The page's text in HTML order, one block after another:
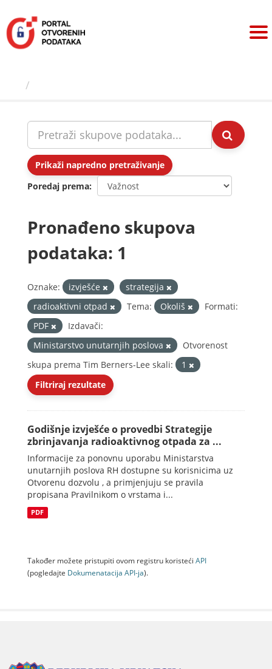
sadržaj
Prikaži napredno pretraživanje
Poredaj prema
Pronađeno skupova
podataka: 1
Oznake: izvješće
strategija
radioaktivni otpad
Tema: Okoliš
Formati:
PDF
Izdavači:
Ministarstvo unutarnjih poslova
Otvorenost
skupa prema Tim Berners-Lee skali:
1
Filtriraj rezultate
Godišnje izvješće o provedbi Strategije
zbrinjavanja radioaktivnog otpada za ...
Informacije za ponovnu uporabu Ministarstva
unutarnjih poslova RH dostupne su korisnicima uz
Otvorenu dozvolu , a primjenjuju se pravila
propisana Pravilnikom o vrstama i...
PDF
Također možete pristupiti ovom registru koristeći API
(pogledajte Dokumenаtаcijа API-jа).